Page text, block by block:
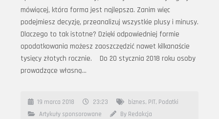
mówiącej, która forma jest najlepsza. Zanim więc
podejmiesz decyzję, przeanalizuj wszystkie plusy i minusy.
Dlaczego to tak istotne? Dzięki odpowiedniej formie
opodatkowania możesz zaoszczędzić nawet kilkanaście
tysięcy złotych rocznie. Do 20 stycznia 2018 roku osoby
prowadzące własną…
19 marca 2018 23:23 biznes, PIT, Podatki
Artykuły sponsorowane
By Redakcja